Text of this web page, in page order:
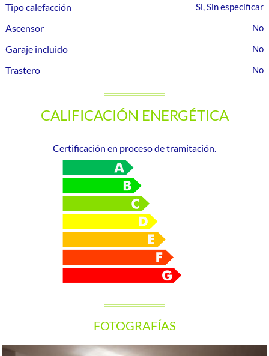
Tipo calefacción
Si, Sin especificar
Ascensor
Garaje incluido
Trastero
CALIFICACIÓN ENERGÉTICA
Certificación en proceso de tramitación.
FOTOGRAFÍAS